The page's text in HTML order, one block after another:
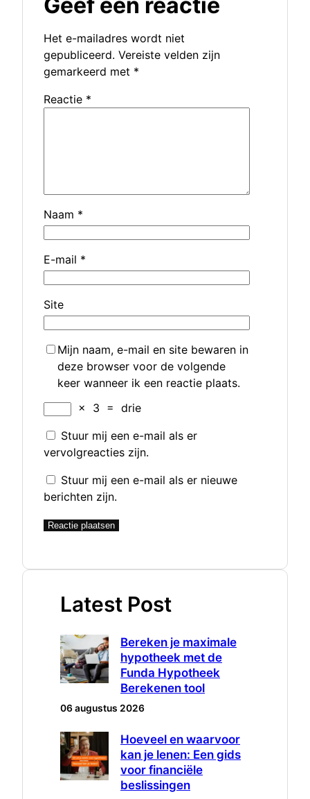
Het e-mailadres wordt niet
gepubliceerd. Vereiste velden zijn
gemarkeerd met *
Reactie *
Naam *
E-mail *
Site
Mijn naam, e-mail en site bewaren in
deze browser voor de volgende
keer wanneer ik een reactie plaats.
×
3 = drie
Stuur mij een e-mail als er
vervolgreacties zijn.
Stuur mij een e-mail als er nieuwe
berichten zijn.
Latest Post
Bereken je maximale
hypotheek met de
Funda Hypotheek
Berekenen tool
06 augustus 2026
Hoeveel en waarvoor
kan je lenen: Een gids
voor financiële
beslissingen